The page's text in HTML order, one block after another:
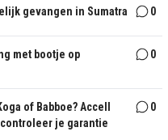
gevangen in Sumatra 0
met bootje op
0
of Babboe? Accell
je garantie
0